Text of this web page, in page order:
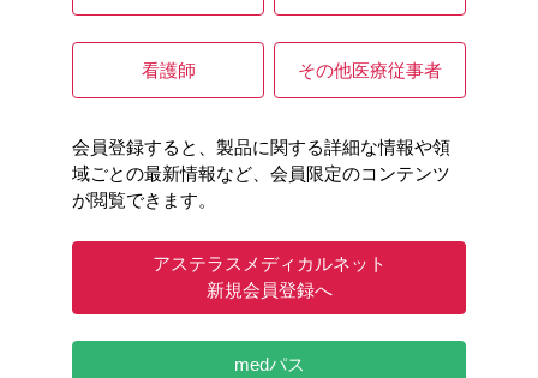
看護師 その他医療従事者
会員登録すると、製品に関する詳細な情報や領
域ごとの最新情報など、会員限定のコンテンツ
が閲覧できます。
アステラスメディカルネット
新規会員登録へ
medパス